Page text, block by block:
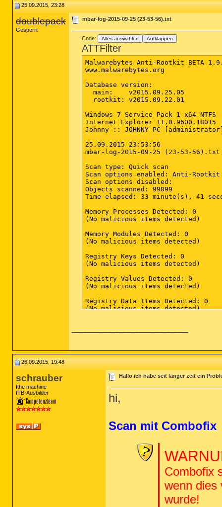
S2 MBAMService; C:\Program Files
25.09.2015, 23:28
doublepack
Gesperrt
mbar-log-2015-09-25 (23-53-56).txt
Code: Alles auswählen Aufklappen
ATTFilter
Malwarebytes Anti-Rootkit BETA
www.malwarebytes.org
Database version:
  main:    v2015.09.25.05
  rootkit: v2015.09.22.01
Windows 7 Service Pack 1 x64 NTFS
Internet Explorer 11.0.9600.18015
Johnny :: JOHNNY-PC
25.09.2015 23:53:56
mbar-log-2015-09-25 (23-53-56).txt
Scan type: Quick scan
Scan options enabled: Anti-
Scan options disabled:
Objects scanned: 99099
Time elapsed: 33 minute(s), 41
Memory Processes Detected: 0
(No malicious items detected)
Memory Modules Detected: 0
(No malicious items detected)
Registry Keys Detected: 0
(No malicious items detected)
Registry Values Detected: 0
(No malicious items detected)
Registry Data Items Detected: 0
(No malicious items detected)
(No malicious items detected)
(No malicious items detected)
Physical Sectors Detected: 0
(No malicious items detected)
26.09.2015, 19:48
schrauber
the machine
TB-Ausbilder
Hallo ich habe seit langer zeit ein
hi,
Scan mit Combofix
Combofix
wenn dies
wurde!